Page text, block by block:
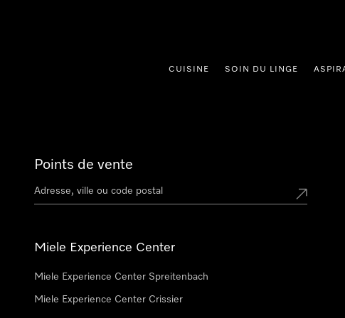
CUISINE SOIN DU LINGE
Points de vente
Miele Experience Center
Miele Experience Center Spreitenbach
Miele Experience Center Crissier